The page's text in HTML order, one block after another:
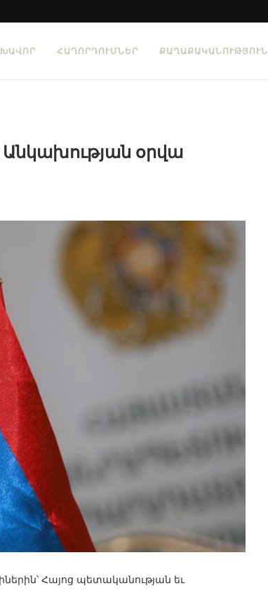
ՀԱՂՈՐԴՈՒՄՆԵՐ ՔԱՂԱՔԱԿԱՆՈՒԹՅՈՒՆ
Անկախության օրվա
Հայոց պետականության եւ